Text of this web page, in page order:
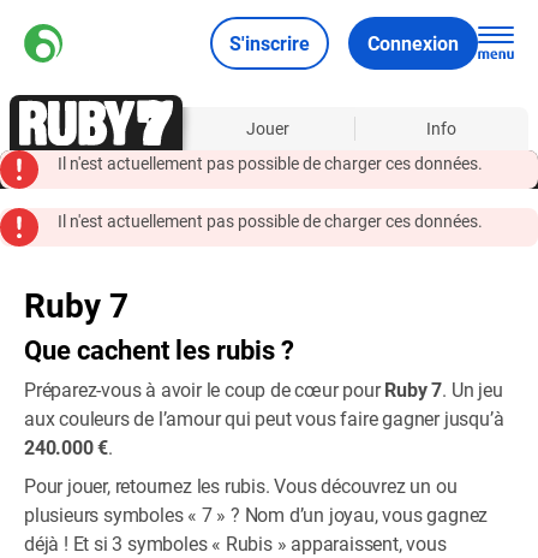
S'inscrire Connexion
À propos Jouer
Info
Il n'est actuellement pas possible de charger ces données.
Il n'est actuellement pas possible de charger ces données.
Ruby 7
Que cachent les rubis ?
Préparez-vous à avoir le coup de cœur pourRuby 7. Un jeu
aux couleurs de l’amour qui peut vous faire gagner jusqu’à
240.000 €.
Pour jouer, retournez les rubis. Vous découvrez un ou
plusieurs symboles « 7 » ? Nom d’un joyau, vous gagnez
déjà ! Et si 3 symboles « Rubis » apparaissent, vous